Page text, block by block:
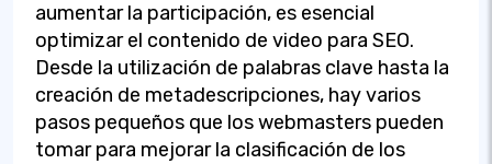
aumentar la participación, es esencial
optimizar el contenido de video para SEO.
Desde la utilización de palabras clave hasta la
creación de metadescripciones, hay varios
pasos pequeños que los webmasters pueden
tomar para mejorar la clasificación de los